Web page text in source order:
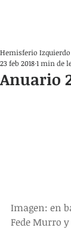
Anuario
Hemisferio Izquierdo
23 feb 20181 min de
Imagen: en
Fede Murro